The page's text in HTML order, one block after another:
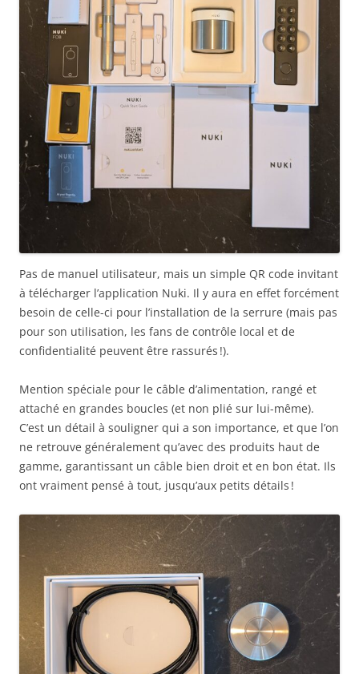
Pas de manuel utilisateur, mais un simple QR code invitant
à télécharger l’application Nuki. Il y aura en effet forcément
besoin de celle-ci pour l’installation de la serrure (mais pas
pour son utilisation, les fans de contrôle local et de
confidentialité peuvent être rassurés !).
Mention spéciale pour le câble d’alimentation, rangé et
attaché en grandes boucles (et non plié sur lui-même).
C’est un détail à souligner qui a son importance, et que l’on
ne retrouve généralement qu’avec des produits haut de
gamme, garantissant un câble bien droit et en bon état. Ils
ont vraiment pensé à tout, jusqu’aux petits détails !